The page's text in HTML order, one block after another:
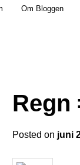
Om Bloggen
Regn
Posted on juni